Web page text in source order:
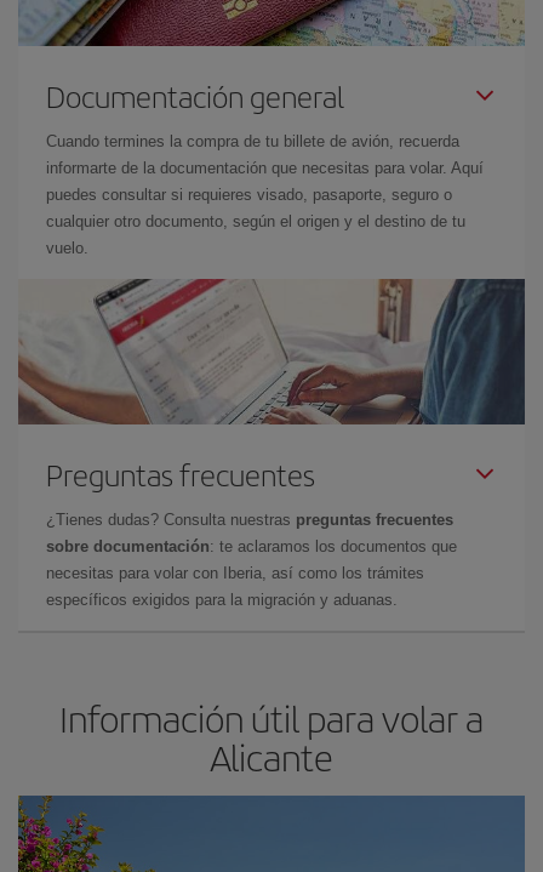
Documentación general
Cuando termines la compra de tu billete de avión, recuerda
informarte de la documentación que necesitas para volar. Aquí
puedes consultar si requieres visado, pasaporte, seguro o
cualquier otro documento, según el origen y el destino de tu
vuelo.
Preguntas frecuentes
¿Tienes dudas? Consulta nuestras preguntas frecuentes
sobre documentación: te aclaramos los documentos que
necesitas para volar con Iberia, así como los trámites
específicos exigidos para la migración y aduanas.
Información útil para volar a
Alicante